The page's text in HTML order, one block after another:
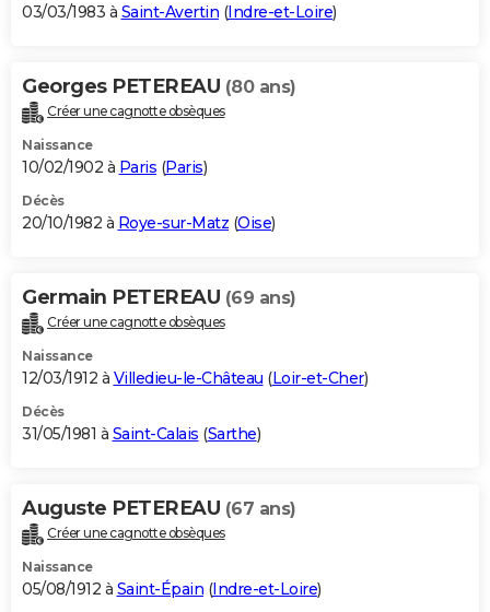
03/03/1983 à Saint-Avertin (Indre-et-Loire)
Georges PETEREAU (80 ans)
Créer une cagnotte obsèques
Naissance
10/02/1902 à Paris (Paris)
Décès
20/10/1982 à Roye-sur-Matz (Oise)
Germain PETEREAU (69 ans)
Créer une cagnotte obsèques
Naissance
12/03/1912 à Villedieu-le-Château (Loir-et-Cher)
Décès
31/05/1981 à Saint-Calais (Sarthe)
Auguste PETEREAU (67 ans)
Créer une cagnotte obsèques
Naissance
05/08/1912 à Saint-Épain (Indre-et-Loire)